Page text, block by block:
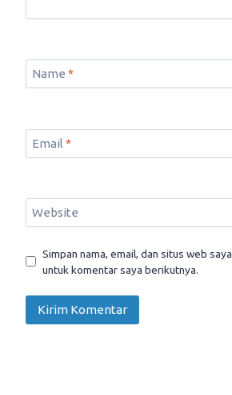
Name *
Email *
Website
Simpan nama, email, dan situs web
untuk komentar saya berikutnya.